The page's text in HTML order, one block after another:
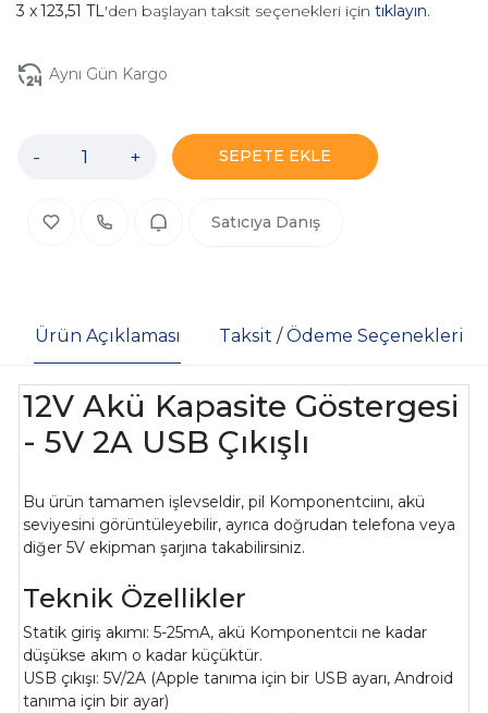
123,51 TL'den başlayan taksit seçenekleri için tıklayın.
Aynı Gün Kargo
- + SEPETE EKLE
Satıcıya Danış
Ürün Açıklaması Taksit / Ödeme Seçenekleri
12V Akü Kapasite Göstergesi
- 5V 2A USB Çıkışlı
Bu ürün tamamen işlevseldir, pil Komponentciını, akü
seviyesini görüntüleyebilir, ayrıca doğrudan telefona veya
diğer 5V ekipman şarjına takabilirsiniz.
Teknik Özellikler
Statik giriş akımı: 5-25mA, akü Komponentciı ne kadar
düşükse akım o kadar küçüktür.
USB çıkışı: 5V/2A (Apple tanıma için bir USB ayarı, Android
tanıma için bir ayar)